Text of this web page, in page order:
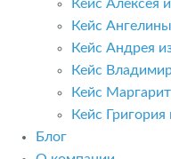
Кейс Алексея
Кейс
Кейс Андрея
Кейс
Кейс
Кейс
Блог